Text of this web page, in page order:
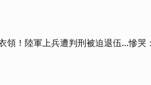
領！陸軍上兵遭判刑被迫退伍…慘哭